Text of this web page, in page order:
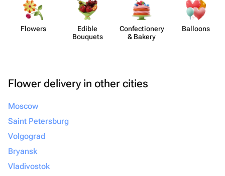
Flowers
Edible
Bouquets
Confect​ionery
& Bakery
Balloons
Flower delivery in other cities
Moscow
Saint Petersburg
Volgograd
Bryansk
Vladivostok